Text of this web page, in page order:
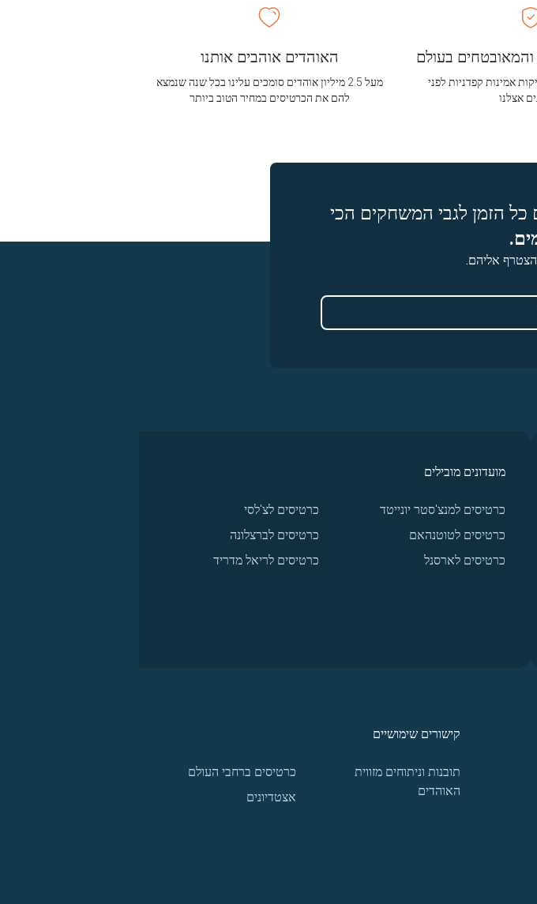
בעולם
אמינות קפדניות לפני
אצלנו
האוהדים אוהבים אותנו
מעל 2.5 מיליון אוהדים סומכים עלינו בכל שנה שנמצא
להם את הכרטיסים במחיר הטוב ביותר
כל הזמן לגבי המשחקים הכי
אליהם.
מועדונים מובילים
כרטיסים למנצ'סטר יונייטד
כרטיסים לטוטנהאם
כרטיסים לארסנל
כרטיסים לצ'לסי
כרטיסים לברצלונה
כרטיסים לריאל מדריד
קישורים שימושיים
תובנות וניתוחים מזווית
האוהדים
כרטיסים ברחבי העולם
אצטדיונים